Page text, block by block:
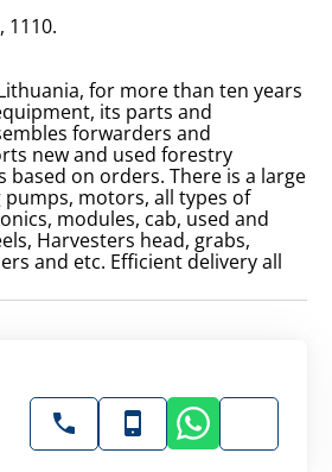
1110.
for more than ten years
its parts and
forwarders and
new and used forestry
on orders. There is a large
motors, all types of
modules, cab, used and
Harvesters head, grabs,
and etc. Efficient delivery all